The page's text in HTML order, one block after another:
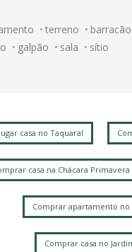
terreno barracão
galpão sala sítio
casa no Taquaral
casa na Chácara Primavera
Comprar apartamento no
Comprar casa no